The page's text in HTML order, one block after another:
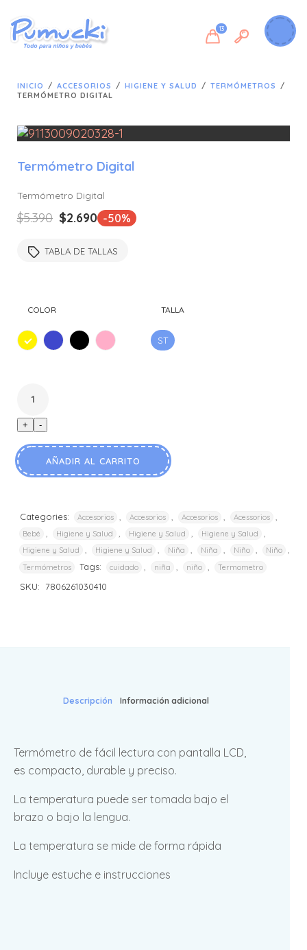
13
INICIO / ACCESORIOS / HIGIENE Y SALUD / TERMÓMETROS /
TERMÓMETRO DIGITAL
Termómetro Digital
Termómetro Digital
$5.390 El
original
$2.690El
actual
-50%
TABLA DE TALLAS
COLOR TALLA
ST
+ -
AÑADIR AL CARRITO
Categories: Accesorios Accesorios Accesorios Acessorios
Bebé Higiene y Salud Higiene y Salud Higiene y Salud
Higiene y Salud Higiene y Salud Niña Niña Niño Niño
Termómetros Tags: cuidado niña niño Termometro
SKU: 7806261030410
Descripción Información adicional
Termómetro de fácil lectura con pantalla LCD,
es compacto, durable y preciso.
La temperatura puede ser tomada bajo el
brazo o bajo la lengua.
La temperatura se mide de forma rápida
Incluye estuche e instrucciones